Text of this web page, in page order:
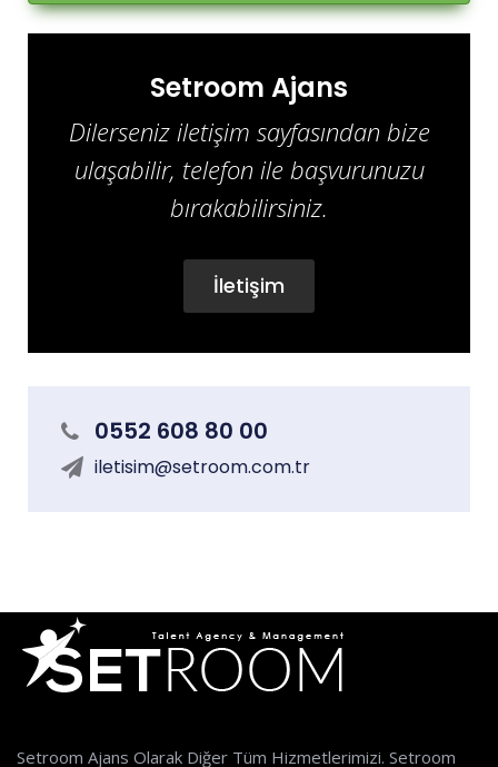
Setroom Ajans
Dilerseniz iletişim sayfasından bize
ulaşabilir, telefon ile başvurunuzu
bırakabilirsiniz.
İletişim
0552 608 80 00
iletisim@setroom.com.tr
Setroom Ajans Olarak Diğer Tüm Hizmetlerimizi. Setroom